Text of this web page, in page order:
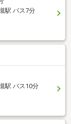
駅 バス7分
駅 バス10分